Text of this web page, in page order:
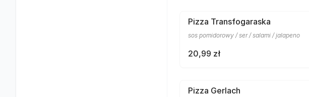
Pizza Transfogaraska
sos pomidorowy / ser / salami / jalapeno
20,99 zł
Pizza Gerlach